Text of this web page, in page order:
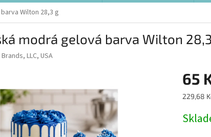
Wilton 28,3 g
modrá gelová barva Wilton
LLC, USA
65
Měrná
229,68